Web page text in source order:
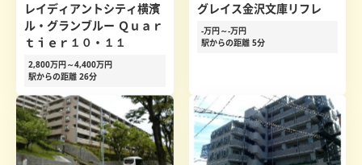
レイディアントシティ横濱
ル・グランブルー Ｑｕａｒ
ｔｉｅｒ１０・１１
2,800万円～4,400万円
駅からの距離 26分
グレイス金沢文庫リフレ
-万円～-万円
駅からの距離 5分